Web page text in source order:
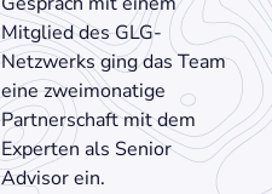
Mitglied des GLG-
Netzwerks ging das Team
eine zweimonatige
Partnerschaft mit dem
Experten als Senior
Advisor ein.